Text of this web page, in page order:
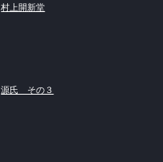
村上開新堂
源氏 その３